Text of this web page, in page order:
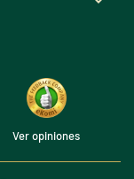
Ver opiniones